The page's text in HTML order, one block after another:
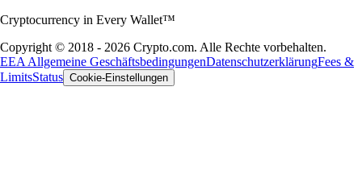
Cryptocurrency in Every Wallet™
Copyright © 2018 - 2026 Crypto.com. Alle Rechte vorbehalten.
EEA Allgemeine GeschäftsbedingungenDatenschutzerklärungFees &
LimitsStatus Cookie-Einstellungen